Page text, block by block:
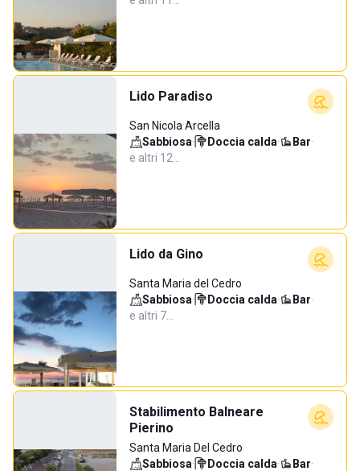
Lido Paradiso
San Nicola Arcella
Sabbiosa· Doccia calda· Bar·
e altri 12…
Lido da Gino
Santa Maria del Cedro
Sabbiosa· Doccia calda· Bar·
e altri 7…
Stabilimento Balneare
Pierino
Santa Maria Del Cedro
Sabbiosa· Doccia calda· Bar·